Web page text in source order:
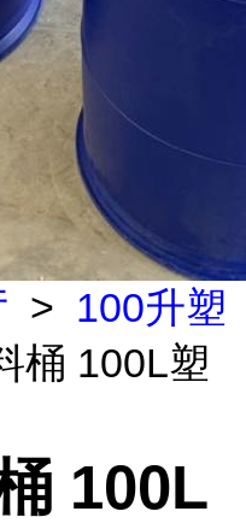
> 100升塑
桶 100L塑
100L